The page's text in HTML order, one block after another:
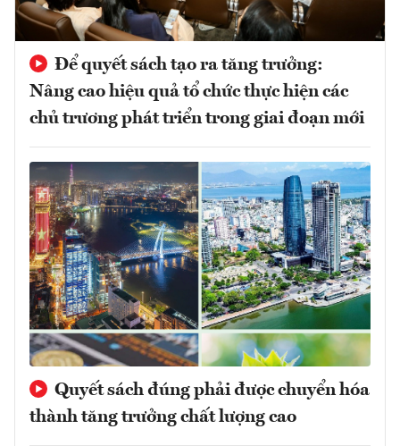
Để quyết sách tạo ra tăng trưởng:
Nâng cao hiệu quả tổ chức thực hiện các
chủ trương phát triển trong giai đoạn mới
Quyết sách đúng phải được chuyển hóa
thành tăng trưởng chất lượng cao